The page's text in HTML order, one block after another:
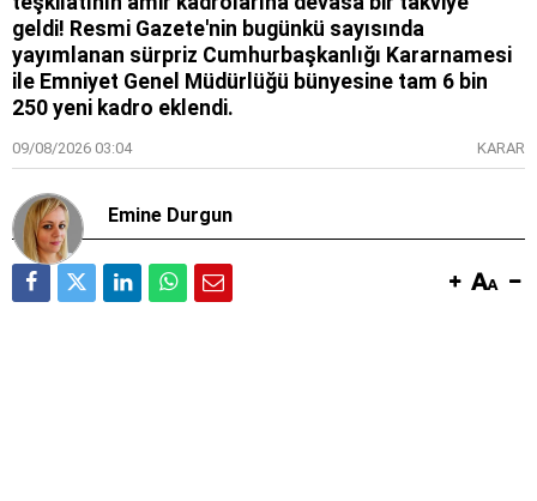
geldi! Resmi Gazete'nin bugünkü sayısında
yayımlanan sürpriz Cumhurbaşkanlığı Kararnamesi
ile Emniyet Genel Müdürlüğü bünyesine tam 6 bin
250 yeni kadro eklendi.
09/08/2026 03:04 KARAR
Emine Durgun